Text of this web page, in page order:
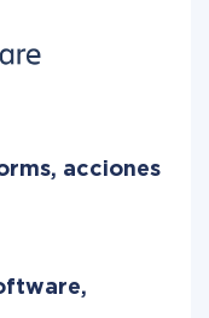
acciones